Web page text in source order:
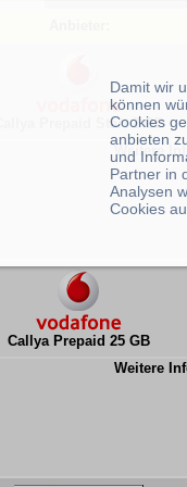
Callya Prepaid Start 2 GB
Weitere
Callya Prepaid 25 GB
Weitere
Damit wir
können
Cookies
anbieten
und
Partner in
Analysen
Cookies